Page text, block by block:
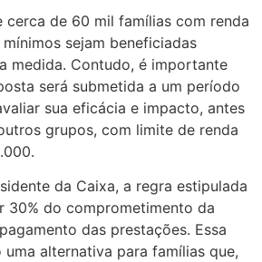
cerca de 60 mil famílias com renda
sejam beneficiadas
medida. Contudo, é importante
será submetida a um período
sua eficácia e impacto, antes
grupos, com limite de renda
da Caixa, a regra estipulada
30% do comprometimento da
das prestações. Essa
alternativa para famílias que,